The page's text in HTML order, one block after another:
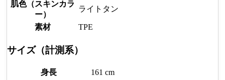
肌色（スキンカラ
ー）
ライトタン
素材 TPE
サイズ（計測系）
身長
161 cm